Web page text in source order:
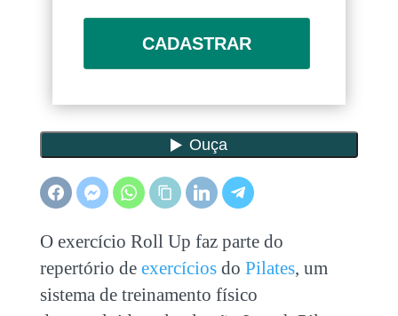
CADASTRAR
O exercício Roll Up faz parte do
repertório de exercíciosdo Pilates, um
sistema de treinamento físico